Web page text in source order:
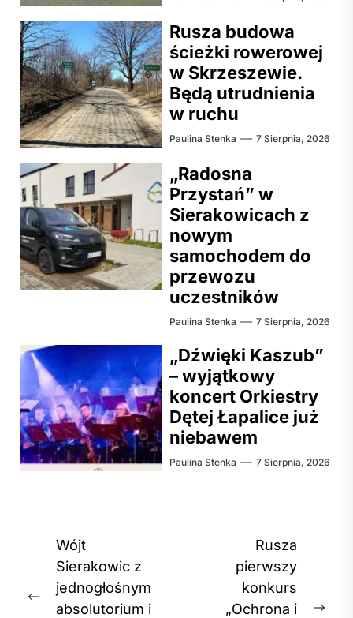
Rusza budowa
ścieżki rowerowej
w Skrzeszewie.
Będą utrudnienia
w ruchu
Paulina Stenka 7 Sierpnia, 2026
„Radosna
Przystań” w
Sierakowicach z
nowym
samochodem do
przewozu
uczestników
Paulina Stenka 7 Sierpnia, 2026
„Dźwięki Kaszub”
– wyjątkowy
koncert Orkiestry
Dętej Łapalice już
niebawem
Paulina Stenka 7 Sierpnia, 2026
Nawigacja
wpisu
Previous
Wójt
Sierakowic z
jednogłośnym
absolutorium i
Rusza
pierwszy
konkurs
„Ochrona i